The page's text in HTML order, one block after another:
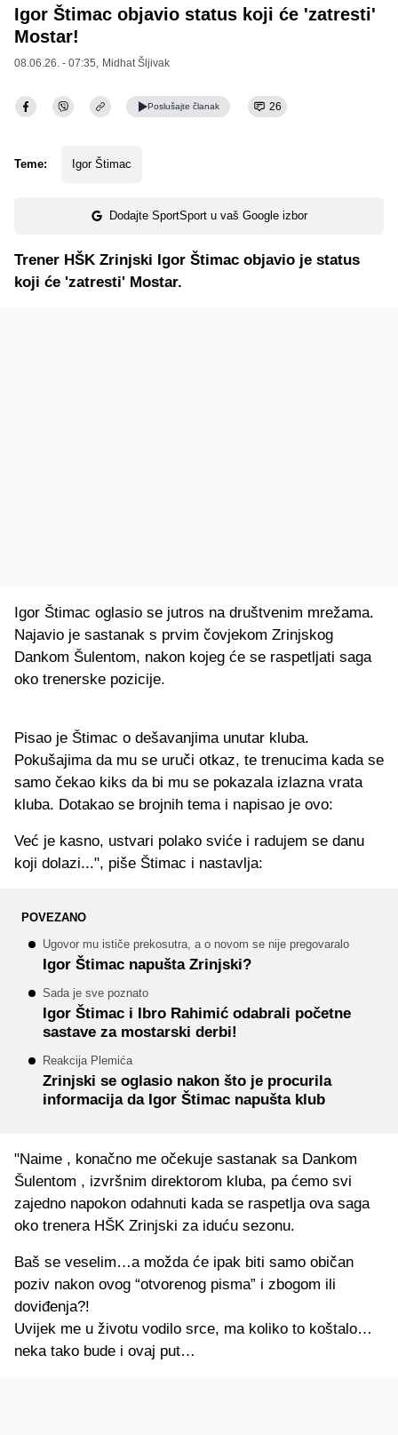
Igor Štimac objavio status koji će 'zatresti'
Mostar!
08.06.26. - 07:35, Midhat Šljivak
Poslušajte članak 26
Teme: Igor Štimac
Dodajte SportSport u vaš Google izbor
Trener HŠK Zrinjski Igor Štimac objavio je status
koji će 'zatresti' Mostar.
Igor Štimac oglasio se jutros na društvenim mrežama.
Najavio je sastanak s prvim čovjekom Zrinjskog
Dankom Šulentom, nakon kojeg će se raspetljati saga
oko trenerske pozicije.
Pisao je Štimac o dešavanjima unutar kluba.
Pokušajima da mu se uruči otkaz, te trenucima kada se
samo čekao kiks da bi mu se pokazala izlazna vrata
kluba. Dotakao se brojnih tema i napisao je ovo:
Već je kasno, ustvari polako sviće i radujem se danu
koji dolazi...", piše Štimac i nastavlja:
POVEZANO
Ugovor mu ističe prekosutra, a o novom se nije pregovaralo
Igor Štimac napušta Zrinjski?
Sada je sve poznato
Igor Štimac i Ibro Rahimić odabrali početne
sastave za mostarski derbi!
Reakcija Plemića
Zrinjski se oglasio nakon što je procurila
informacija da Igor Štimac napušta klub
"Naime , konačno me očekuje sastanak sa Dankom
Šulentom , izvršnim direktorom kluba, pa ćemo svi
zajedno napokon odahnuti kada se raspetlja ova saga
oko trenera HŠK Zrinjski za iduću sezonu.
Baš se veselim…a možda će ipak biti samo običan
poziv nakon ovog “otvorenog pisma” i zbogom ili
doviđenja?!
Uvijek me u životu vodilo srce, ma koliko to koštalo…
neka tako bude i ovaj put…